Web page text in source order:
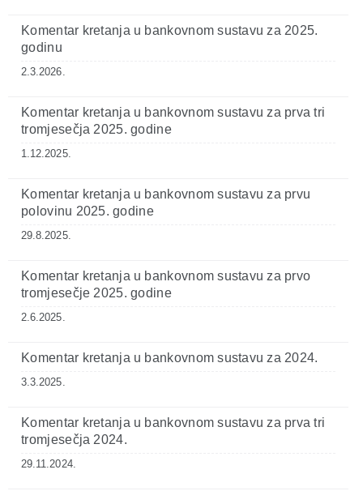
Komentar kretanja u bankovnom sustavu za 2025.
godinu
2.3.2026.
Komentar kretanja u bankovnom sustavu za prva tri
tromjesečja 2025. godine
1.12.2025.
Komentar kretanja u bankovnom sustavu za prvu
polovinu 2025. godine
29.8.2025.
Komentar kretanja u bankovnom sustavu za prvo
tromjesečje 2025. godine
2.6.2025.
Komentar kretanja u bankovnom sustavu za 2024.
3.3.2025.
Komentar kretanja u bankovnom sustavu za prva tri
tromjesečja 2024.
29.11.2024.